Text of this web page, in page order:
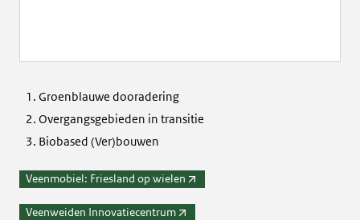
Groenblauwe dooradering
Overgangsgebieden in transitie
Biobased (Ver)bouwen
Veenmobiel: Friesland op wielen
Veenweiden Innovatiecentrum